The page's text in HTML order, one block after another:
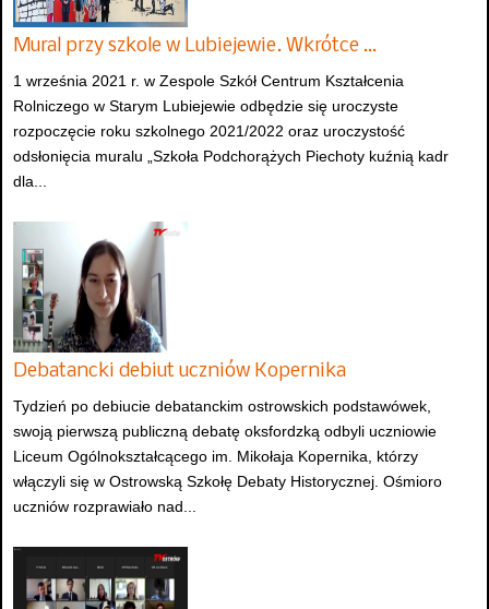
Mural przy szkole w Lubiejewie. Wkrótce …
1 września 2021 r. w Zespole Szkół Centrum Kształcenia
Rolniczego w Starym Lubiejewie odbędzie się uroczyste
rozpoczęcie roku szkolnego 2021/2022 oraz uroczystość
odsłonięcia muralu „Szkoła Podchorążych Piechoty kuźnią kadr
dla...
Debatancki debiut uczniów Kopernika
Tydzień po debiucie debatanckim ostrowskich podstawówek,
swoją pierwszą publiczną debatę oksfordzką odbyli uczniowie
Liceum Ogólnokształcącego im. Mikołaja Kopernika, którzy
włączyli się w Ostrowską Szkołę Debaty Historycznej. Ośmioro
uczniów rozprawiało nad...